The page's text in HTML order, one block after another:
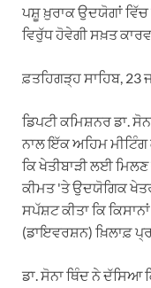
ਪਸ਼ੂ ਖ਼ੁਰਾਕ ਉਦਯੋਗਾਂ
ਵਿਰੁੱਧ ਹੋਵੇਗੀ ਸਖ਼ਤ
ਫ਼ਤਹਿਗੜ੍ਹ ਸਾਹਿਬ, 23
ਡਿਪਟੀ ਕਮਿਸ਼ਨਰ ਡਾ.
ਨਾਲ ਇੱਕ ਅਹਿਮ
ਕਿ ਖੇਤੀਬਾੜੀ ਲਈ
ਕੀਮਤ 'ਤੇ ਉਦਯੋਗਿਕ
ਸਪੱਸ਼ਟ ਕੀਤਾ ਕਿ
(ਡਾਇਵਰਸ਼ਨ) ਖ਼ਿਲਾਫ਼
ਡਾ. ਸੋਨਾ ਥਿੰਦ ਨੇ ਦੱਸਿਆ